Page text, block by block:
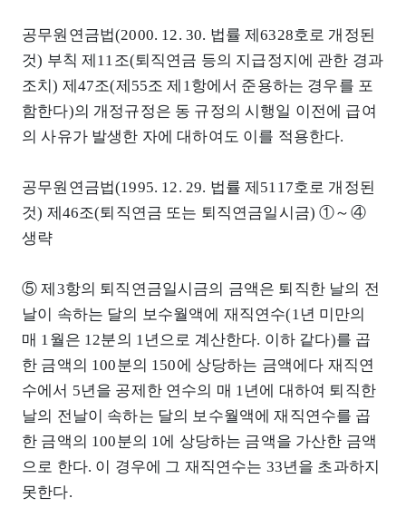
공무원연금법(2000. 12. 30. 법률 제6328호로 개정된
것) 부칙 제11조(퇴직연금 등의 지급정지에 관한 경과
조치) 제47조(제55조 제1항에서 준용하는 경우를 포
함한다)의 개정규정은 동 규정의 시행일 이전에 급여
의 사유가 발생한 자에 대하여도 이를 적용한다.
공무원연금법(1995. 12. 29. 법률 제5117호로 개정된
것) 제46조(퇴직연금 또는 퇴직연금일시금) ①～④
생략
⑤ 제3항의 퇴직연금일시금의 금액은 퇴직한 날의 전
날이 속하는 달의 보수월액에 재직연수(1년 미만의
매 1월은 12분의 1년으로 계산한다. 이하 같다)를 곱
한 금액의 100분의 150에 상당하는 금액에다 재직연
수에서 5년을 공제한 연수의 매 1년에 대하여 퇴직한
날의 전날이 속하는 달의 보수월액에 재직연수를 곱
한 금액의 100분의 1에 상당하는 금액을 가산한 금액
으로 한다. 이 경우에 그 재직연수는 33년을 초과하지
못한다.